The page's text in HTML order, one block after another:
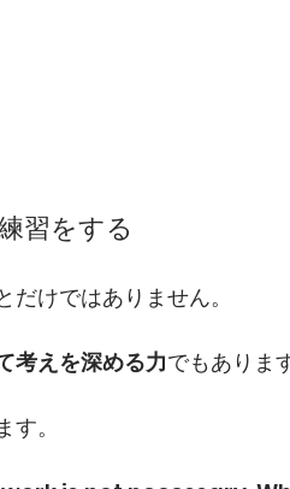
習をする
けではありません。
考えを深める力でもありま
。